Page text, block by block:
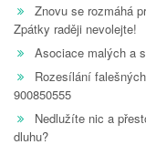
Znovu se rozmáhá
Zpátky raději nevolejte!
Asociace malých a
Rozesílání
900850555
Nedlužíte nic a
dluhu?